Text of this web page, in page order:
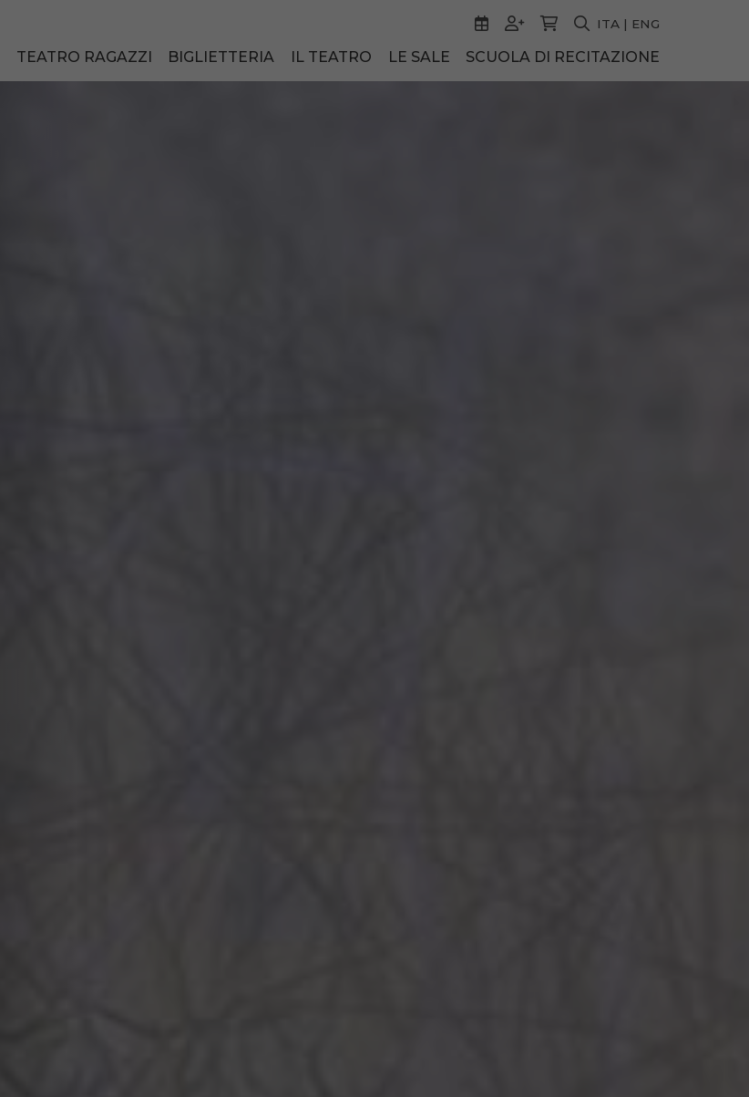
ITA | ENG
TEATRO RAGAZZI BIGLIETTERIA IL TEATRO LE SALE SCUOLA DI RECITAZIONE